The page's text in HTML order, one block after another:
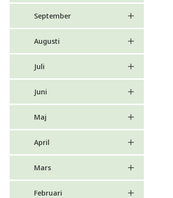
September
Augusti
Juli
Juni
Maj
April
Mars
Februari